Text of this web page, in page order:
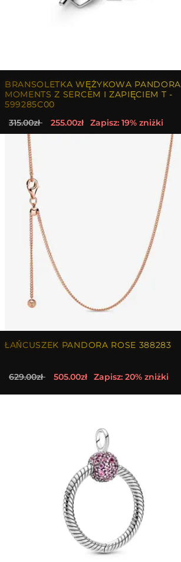
BRANSOLETKA WĘŻYKOWA PANDORA
MOMENTS Z SERCEM I ZAPIĘCIEM T -
599285C00
315.00zł 255.00zł Zapisz: 19% zniżki
ŁAŃCUSZEK PANDORA ROSE 388283
629.00zł 505.00zł Zapisz: 20% zniżki